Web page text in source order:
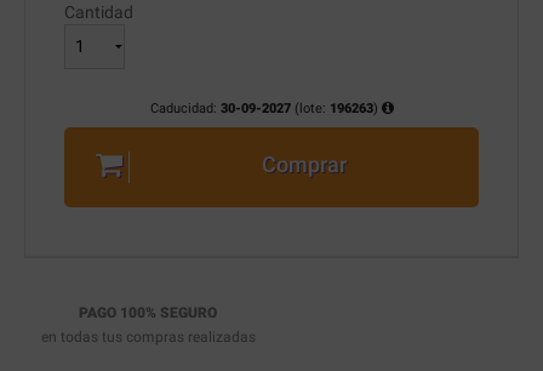
Cantidad
Caducidad: 30-09-2027(lote: 196263)
Comprar
PAGO 100% SEGURO
en todas tus compras realizadas